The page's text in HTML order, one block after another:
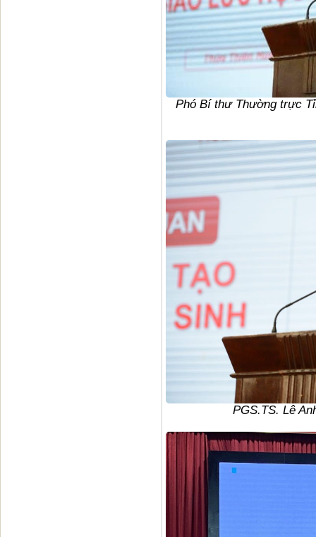
Phó Bí thư Thường trực
PGS.TS. Lê